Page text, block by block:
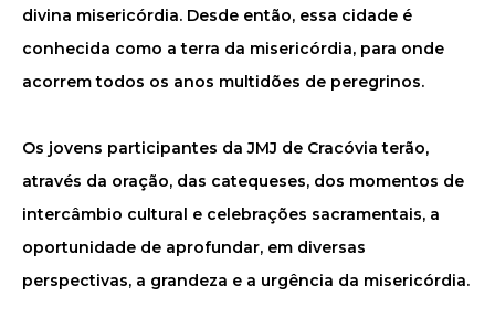
divina misericórdia. Desde então, essa cidade é
conhecida como a terra da misericórdia, para onde
acorrem todos os anos multidões de peregrinos.
Os jovens participantes da JMJ de Cracóvia terão,
através da oração, das catequeses, dos momentos de
intercâmbio cultural e celebrações sacramentais, a
oportunidade de aprofundar, em diversas
perspectivas, a grandeza e a urgência da misericórdia.